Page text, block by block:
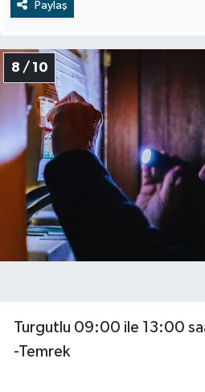
Paylaş
8 / 10
Turgutlu 09:00 ile 13:00
-Temrek